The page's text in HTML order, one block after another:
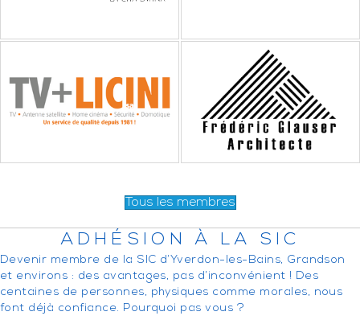
Tous les membres
ADHÉSION À LA SIC
Devenir membre de la SIC d’Yverdon-les-Bains, Grandson
et environs : des avantages, pas d’inconvénient ! Des
centaines de personnes, physiques comme morales, nous
font déjà confiance. Pourquoi pas vous ?